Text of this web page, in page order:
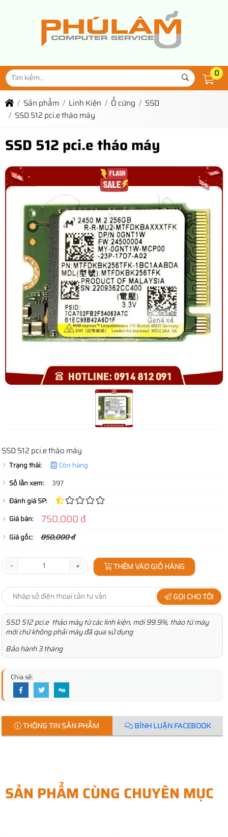
0
Sản phẩm Linh Kiện Ổ cứng
SSD
SSD 512 pci.e tháo máy
SSD 512 pci.e tháo máy
SSD 512 pci.e tháo máy
Trạng thái:
Còn hàng
Số lần xem:
397
Đánh giá SP:
Giá bán:
750,000 đ
Giá gốc: 850,000 đ
- + THÊM VÀO GIỎ HÀNG
GỌI CHO TÔI
SSD 512 pci.e tháo máy từ các linh kiện, mới 99.9%, tháo từ máy
mới chứ không phải máy đã qua sử dụng
Bảo hành 3 tháng
Chia sẻ:
THÔNG TIN SẢN PHẨM BÌNH LUẬN FACEBOOK
SẢN PHẨM CÙNG CHUYÊN MỤC